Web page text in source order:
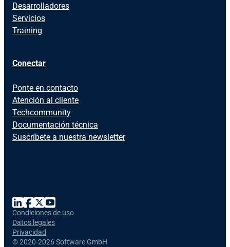
Desarrolladores
Servicios
Training
Conectar
Ponte en contacto
Atención al cliente
Techcommunity
Documentación técnica
Suscríbete a nuestra newsletter
©2020-2026 Software GmbH
Condiciones de uso
Datos legales
Privacidad